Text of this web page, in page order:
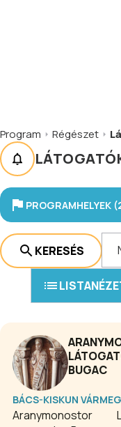
Program Régészet
PROGRAMHELYEK
KERESÉS
BUGAC
BÁCS-KISKUN
Aranymonostor